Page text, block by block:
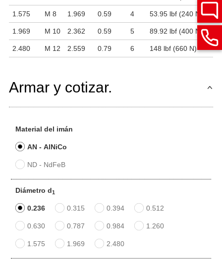
1.575 M 8 1.969 0.59 4 53.95 lbf (240 N)
1.969 M 10 2.362 0.59 5 89.92 lbf (400 N)
2.480 M 12 2.559 0.79 6 148 lbf (660 N)
Armar y cotizar.
Material del imán
AN - AlNiCo
ND - NdFeB
Diámetro d1
0.236 0.315 0.394 0.512
0.630 0.787 0.984 1.260
1.575 1.969 2.480